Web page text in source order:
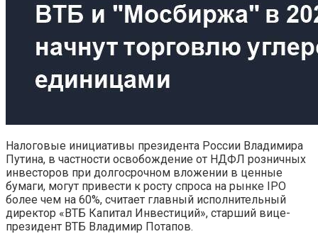
Налоговые инициативы президента России Владимира
Путина, в частности освобождение от НДФЛ розничных
инвесторов при долгосрочном вложении в ценные
бумаги, могут привести к росту спроса на рынке IPO
более чем на 60%, считает главный исполнительный
директор «ВТБ Капитал Инвестиций», старший вице-
президент ВТБ Владимир Потапов.